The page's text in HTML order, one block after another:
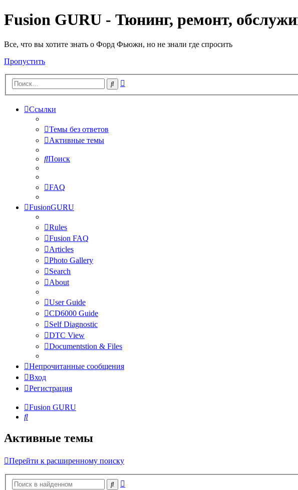
Fusion GURU - Тюнинг, ремонт,
Все, что вы хотите знать о Форд Фьюжн, но не знали где спросить
Пропустить
Поиск
Ссылки
Темы без ответов
Активные темы
Поиск
FAQ
FusionGURU
Rules
Fusion FAQ
Articles
Photo Gallery
Search
About
User Guide
CD6000 Guide
Self Diagnostic
DTC View
Documentstion & Files
Непрочитанные сообщения
Вход
Регистрация
Fusion GURU
Поиск
Активные темы
Перейти к расширенному поиску
Поиск